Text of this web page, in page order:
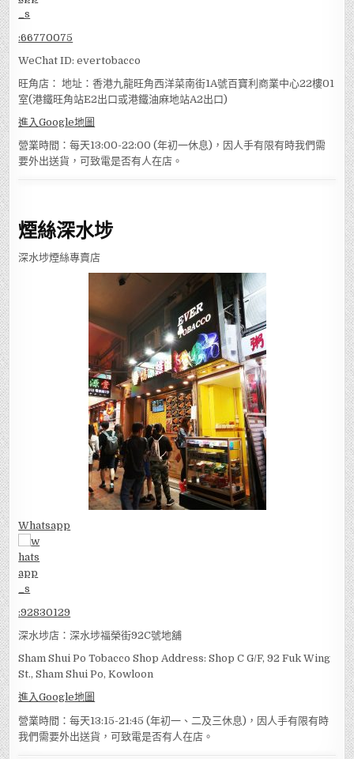
:66770075
WeChat ID: evertobacco
旺角店： 地址：香港九龍旺角西洋菜南街1A號百寶利商業中心22樓01
室(港鐵旺角站E2出口或港鐵油麻地站A2出口)
進入Google地圖
營業時間：每天13:00-22:00 (年初一休息)，因人手有限有時我們需
要外出送貨，可致電是否有人在店。
煙絲深水埗
深水埗煙絲專賣店
Whatsapp
:92830129
深水埗店：深水埗福榮街92C號地舖
Sham Shui Po Tobacco Shop Address: Shop C G/F, 92 Fuk Wing
St., Sham Shui Po, Kowloon
進入Google地圖
營業時間：每天13:15-21:45 (年初一、二及三休息)，因人手有限有時
我們需要外出送貨，可致電是否有人在店。